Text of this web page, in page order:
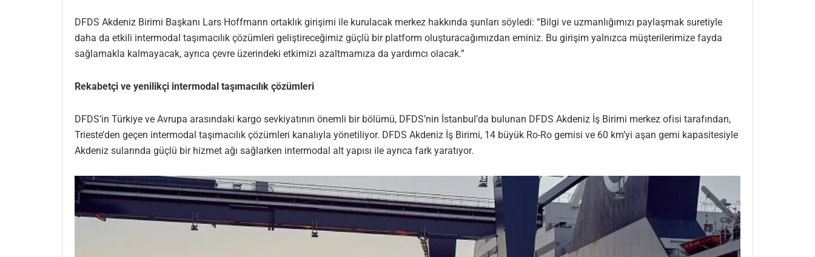
DFDS Akdeniz Birimi Başkanı Lars Hoffmann ortaklık girişimi ile kurulacak merkez hakkında şunları söyledi: “Bilgi ve uzmanlığımızı paylaşmak suretiyle
daha da etkili intermodal taşımacılık çözümleri geliştireceğimiz güçlü bir platform oluşturacağımızdan eminiz. Bu girişim yalnızca müşterilerimize fayda
sağlamakla kalmayacak, ayrıca çevre üzerindeki etkimizi azaltmamıza da yardımcı olacak.”
Rekabetçi ve yenilikçi intermodal taşımacılık çözümleri
DFDS’in Türkiye ve Avrupa arasındaki kargo sevkiyatının önemli bir bölümü, DFDS’nin İstanbul’da bulunan DFDS Akdeniz İş Birimi merkez ofisi tarafından,
Trieste’den geçen intermodal taşımacılık çözümleri kanalıyla yönetiliyor. DFDS Akdeniz İş Birimi, 14 büyük Ro-Ro gemisi ve 60 km’yi aşan gemi kapasitesiyle
Akdeniz sularında güçlü bir hizmet ağı sağlarken intermodal alt yapısı ile ayrıca fark yaratıyor.